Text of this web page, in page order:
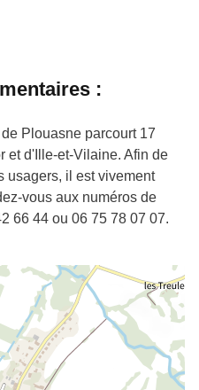
:
Plouasne parcourt 17
et d'Ille-et-Vilaine. Afin de
usagers, il est vivement
vous aux numéros de
66 44 ou 06 75 78 07 07.